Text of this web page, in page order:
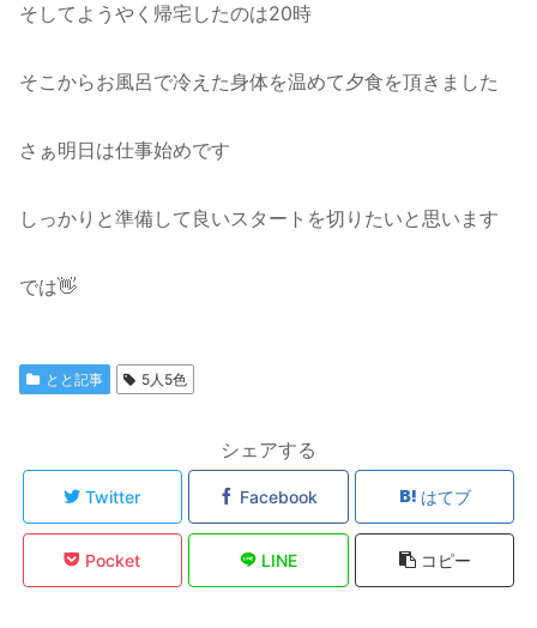
そしてようやく帰宅したのは20時
そこからお風呂で冷えた身体を温めて夕食を頂きました
さぁ明日は仕事始めです
しっかりと準備して良いスタートを切りたいと思います
では👋
とと記事 5人5色
シェアする
Twitter Facebook はてブ
Pocket LINE コピー